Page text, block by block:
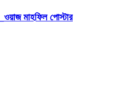
মাহফিল পোস্টার